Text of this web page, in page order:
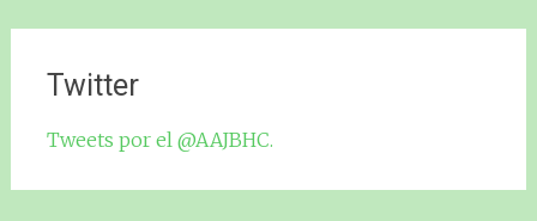
Twitter
Tweets por el @AAJBHC.